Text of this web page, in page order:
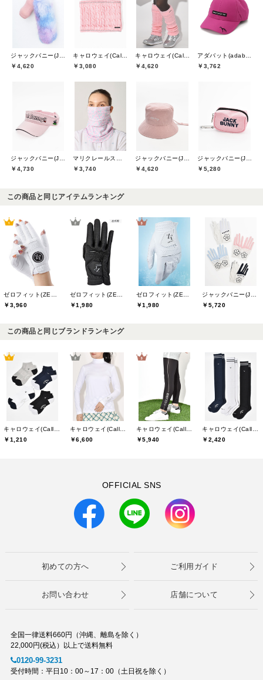
￥4,620
￥3,080
￥4,620
￥3,762
￥4,730
￥3,740
￥4,620
￥5,280
この商品と同じアイテムランキング
￥3,960
￥1,980
￥1,980
￥5,720
この商品と同じブランドランキング
キャロウェイ(Callaway)
￥1,210
キャロウェイ(Callaway)
￥6,600
キャロウェイ(Callaway)
￥5,940
キャロウェイ(Callaway)
￥2,420
OFFICIAL SNS
初めての方へ ご利用ガイド
お問い合わせ 店舗について
全国一律送料660円（沖縄、離島を除く）
22,000円(税込）以上で送料無料
0120-99-3231
受付時間：平日10：00～17：00（土日祝を除く）